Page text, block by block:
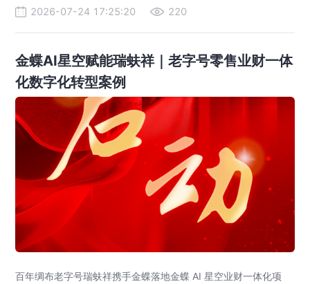
2026-07-24 17:25:20 220
金蝶AI星空赋能瑞蚨祥｜老字号零售业财一体
化数字化转型案例
百年绸布老字号瑞蚨祥携手金蝶落地金蝶 AI 星空业财一体化项